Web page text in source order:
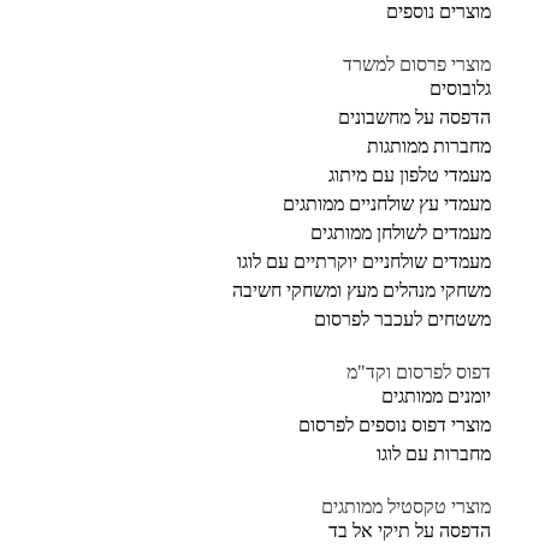
מוצרים נוספים
מוצרי פרסום למשרד
גלובוסים
הדפסה על מחשבונים
מחברות ממותגות
מעמדי טלפון עם מיתוג
מעמדי עץ שולחניים ממותגים
מעמדים לשולחן ממותגים
מעמדים שולחניים יוקרתיים עם לוגו
משחקי מנהלים מעץ ומשחקי חשיבה
משטחים לעכבר לפרסום
דפוס לפרסום וקד"מ
יומנים ממותגים
מוצרי דפוס נוספים לפרסום
מחברות עם לוגו
מוצרי טקסטיל ממותגים
הדפסה על תיקי אל בד